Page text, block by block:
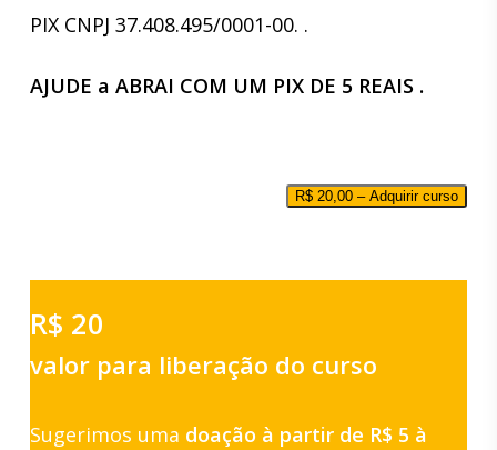
PIX CNPJ 37.408.495/0001-00. .
AJUDE a ABRAI COM UM PIX DE 5 REAIS .
R$ 20,00 – Adquirir curso
R$ 20
valor para liberação do curso
Sugerimos uma doação à partir de R$ 5 à